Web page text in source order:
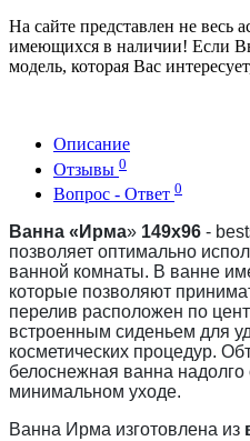
На сайте представлен не весь
имеющихся в наличии! Если
модель, которая Вас
Описание
Отзывы 0
Вопрос - Ответ 0
Ванна «Ирма» 149х96 -
позволяет оптимально
ванной комнаты. В ванне
которые позволяют
перелив расположен по
встроенным сиденьем для
косметических процедур.
белоснежная ванна надолго
минимальном уходе.
Ванна Ирма изготовлена из